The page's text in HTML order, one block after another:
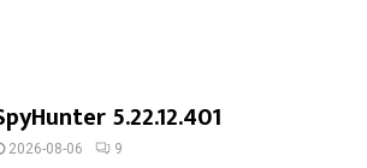
5.22.12.401
2026-08-06 9